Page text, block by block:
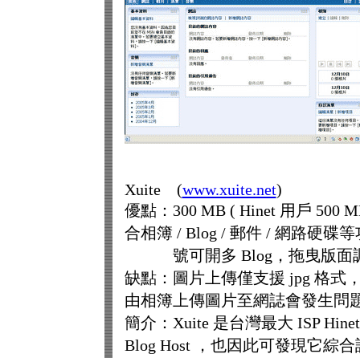
Xuite (www.xuite.net)
優點：300 MB ( Hinet 用戶 500
合相簿 / Blog / 郵件 / 網路硬碟
號可開多 Blog，拖曳版面
缺點：圖片上傳僅支援 jpg 格式
由相簿上傳圖片至網誌會發生問
簡介：Xuite 是台灣最大 ISP
Blog Host ，也因此可發現它綜合